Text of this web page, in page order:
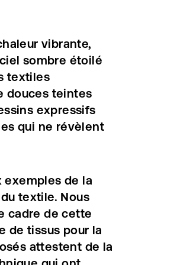
vibrante,
sombre étoilé
textiles
douces teintes
expressifs
qui ne révèlent
exemples de la
textile. Nous
cadre de cette
de tissus pour la
attestent de la